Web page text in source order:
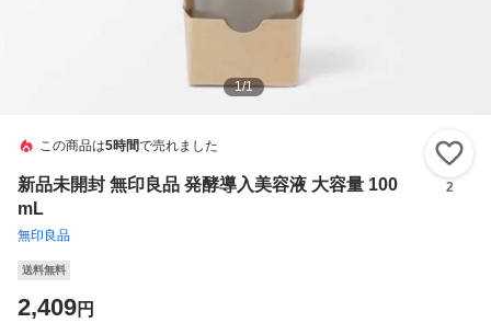
1/1
この商品は5時間で売れました
新品未開封 無印良品 発酵導入美容液 大容量 100
mL
無印良品
2
送料無料
2,409円